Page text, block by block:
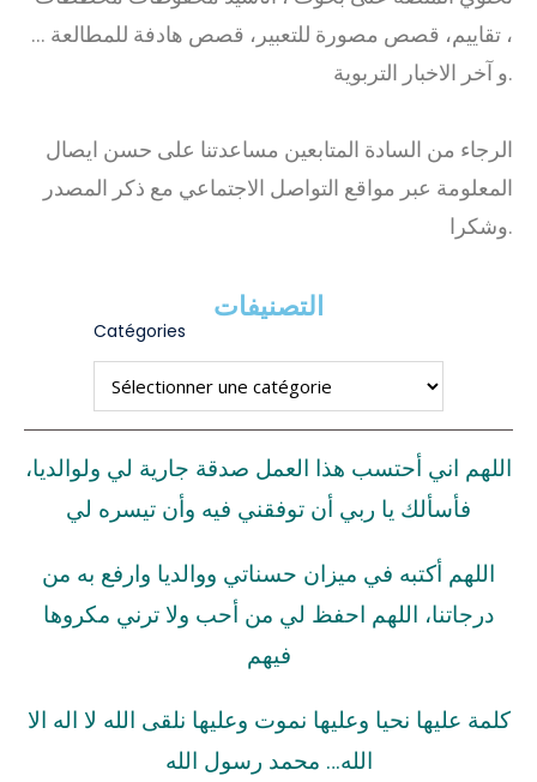
، تقاييم، قصص مصورة للتعبير، قصص هادفة للمطالعة …
و آخر الاخبار التربوية.
الرجاء من السادة المتابعين مساعدتنا على حسن ايصال
المعلومة عبر مواقع التواصل الاجتماعي مع ذكر المصدر
وشكرا.
التصنيفات
Catégories
اللهم اني أحتسب هذا العمل صدقة جارية لي ولوالديا،
فأسألك يا ربي أن توفقني فيه وأن تيسره لي
اللهم أكتبه في ميزان حسناتي ووالديا وارفع به من
درجاتنا، اللهم احفظ لي من أحب ولا ترني مكروها
فيهم
كلمة عليها نحيا وعليها نموت وعليها نلقى الله لا اله الا
الله… محمد رسول الله